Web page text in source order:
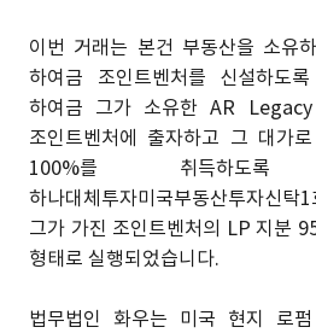
이번 거래는 본건 부동산을 소유
하여금 조인트벤처를 신설하도
하여금 그가 소유한 AR
조인트벤처에 출자하고 그 대가
100%를 취득하도
하나대체투자미국부동산투자신탁
그가 가진 조인트벤처의 LP 지분
형태로 실행되었습니다.
법무법인 화우는 미국 현지 로